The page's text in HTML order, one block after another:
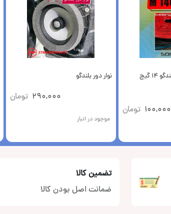
M-14GA-CCA سیم بلندگو 14 گیج
100,000 تومان
نوار دور بلندگو
290,000 تومان
موجود در انبار
تضمین کالا
ضمانت اصل بودن کالا